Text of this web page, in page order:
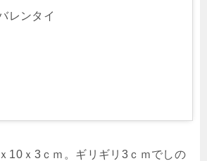
レンタイ
10ｘ3ｃｍ。ギリギリ3ｃｍでしの